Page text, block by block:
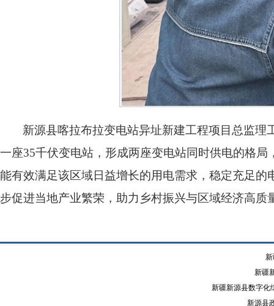
新源县喀拉布拉变电站异址新建工程项目总监
一座35千伏变电站，形成两座变电站同时供电的格
能有效满足该区域日益增长的用电需求，稳定充足
步促进当地产业繁荣，助力乡村振兴与区域经济高质
新疆
新疆新源县数字化
新源县